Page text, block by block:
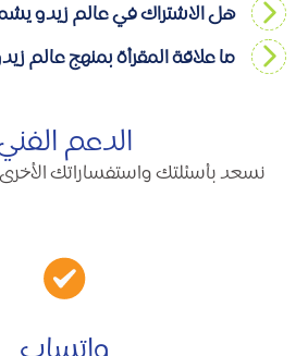
هل الاشتراك في عالم زيدو
ما علاقة المقرأة بمنهج عالم
الدعم
نسعد بأسئلتك واستفساراتك الأخرى